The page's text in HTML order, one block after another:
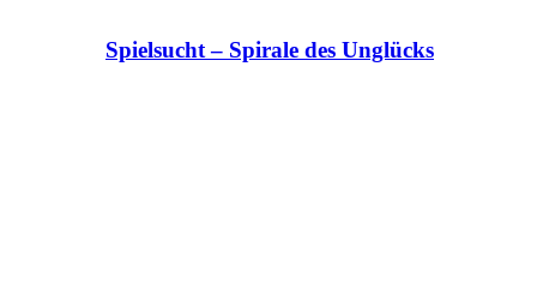
Spielsucht – Spirale des Unglücks